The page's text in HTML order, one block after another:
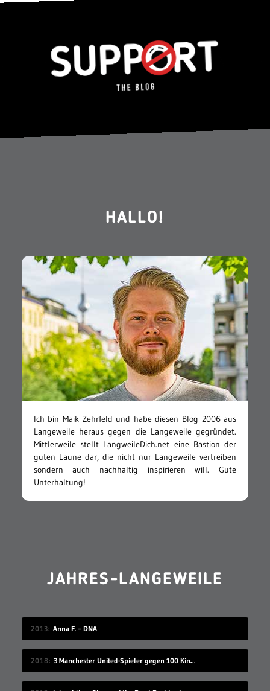
HALLO!
Ich bin Maik Zehrfeld und habe diesen Blog 2006 aus
Langeweile heraus gegen die Langeweile gegründet.
Mittlerweile stellt LangweileDich.net eine Bastion der
guten Laune dar, die nicht nur Langeweile vertreiben
sondern auch nachhaltig inspirieren will. Gute
Unterhaltung!
JAHRES-LANGEWEILE
2013 Anna F. – DNA
2018 3 Manchester United-Spieler gegen 100 Kinder